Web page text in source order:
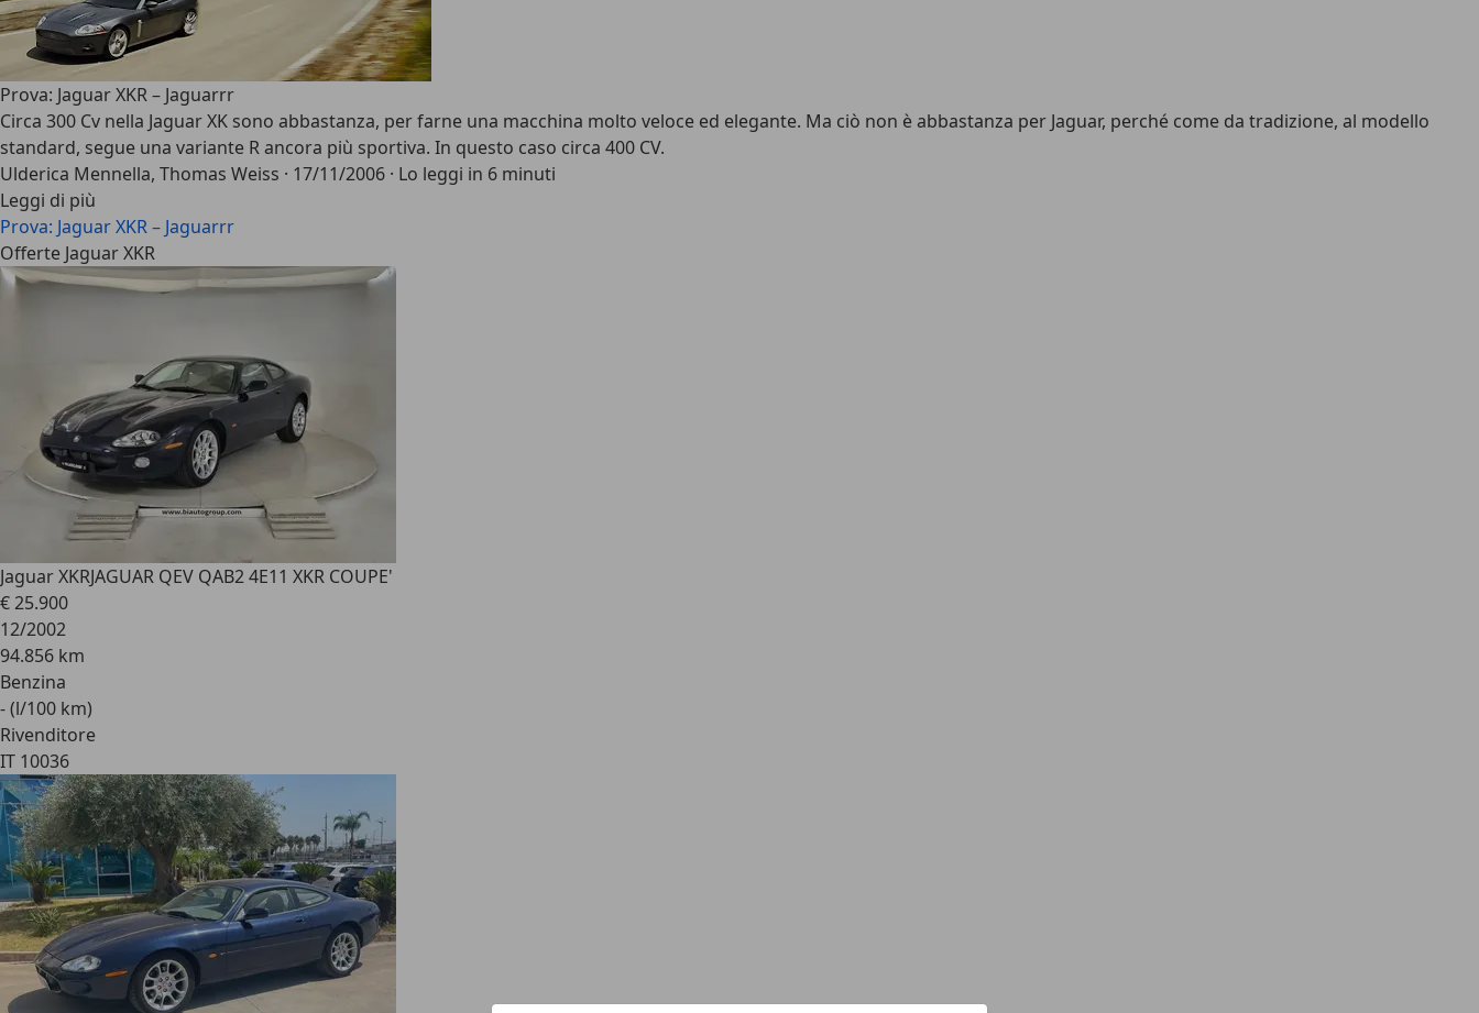
Prova: Jaguar XKR – Jaguarrr
Circa 300 Cv nella Jaguar XK sono abbastanza, per farne una macchina molto veloce ed elegante. Ma ciò non è abbastanza per Jaguar, perché come da tradizione, al modello
standard, segue una variante R ancora più sportiva. In questo caso circa 400 CV.
Ulderica Mennella, Thomas Weiss · 17/11/2006 · Lo leggi in 6 minuti
Leggi di più
Prova: Jaguar XKR – Jaguarrr
Offerte Jaguar XKR
Jaguar XKRJAGUAR QEV QAB2 4E11 XKR COUPE'
€ 25.900
12/2002
94.856 km
Benzina
- (l/100 km)
Rivenditore
IT 10036